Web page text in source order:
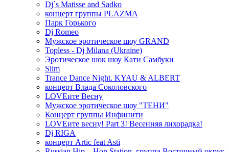
Dj`s Matisse and Sadko
концерт группы PLAZMA
Парк Горького
Dj Romeo
Мужское эротическое шоу GRAND
Topless - Dj Milana (Ukraine)
Эротическое шок шоу Кати Самбуки
Slim
Trance Dance Night. KYAU & ALBERT
концерт Влада Соколовского
LOVEите Весну
Мужское эротическое шоу "ТЕНИ"
Концерт группы Инфинити
LOVEите весну! Part 3! Весенняя лихорадка!
Dj RIGA
концерт Artic feat Asti